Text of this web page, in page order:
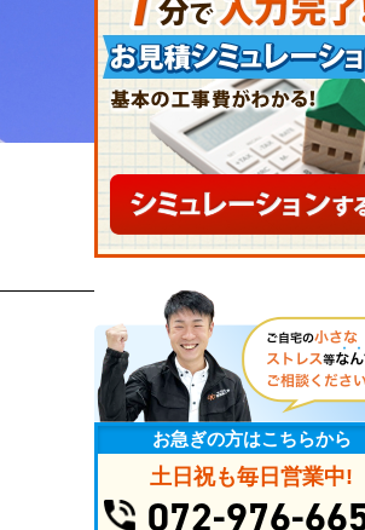
お急ぎの方はこちらから
土日祝も毎日営業中!
072-976-